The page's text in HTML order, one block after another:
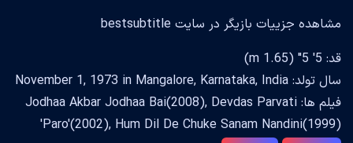
مشاهده جزییات بازیگر در سایت bestsubtitle
قد: 5' 5" (1.65 m)
سال تولد: November 1, 1973 in Mangalore, Karnataka, India
فیلم ها: Jodhaa Akbar Jodhaa Bai(2008), Devdas Parvati
'Paro'(2002), Hum Dil De Chuke Sanam Nandini(1999)